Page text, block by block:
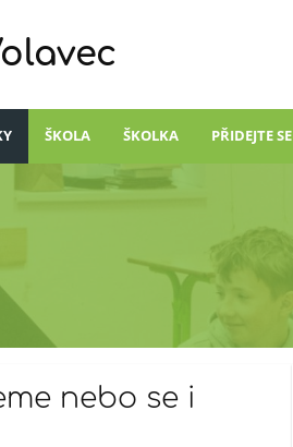
ŠKOLA ŠKOLKA PŘIDEJTE SE
nebo se i